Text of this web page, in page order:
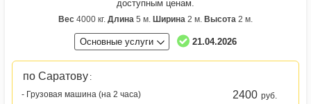
доступным ценам.
Вес 4000 кг. Длина 5 м. Ширина 2 м. Высота 2 м.
Основные услуги 21.04.2026
по Саратову :
- Грузовая машина (на 2 часа)
2400 руб.